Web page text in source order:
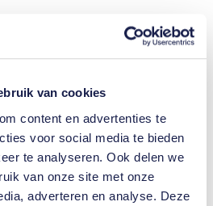
van cookies
content en advertenties te
voor social media te bieden
te analyseren. Ook delen we
van onze site met onze
adverteren en analyse. Deze
hebben er
aan de